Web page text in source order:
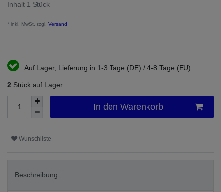
Inhalt 1 Stück
* inkl. MwSt. zzgl. Versand
Auf Lager, Lieferung in 1-3 Tage (DE) / 4-8 Tage (EU)
2 Stück auf Lager
In den Warenkorb
Wunschliste
Beschreibung